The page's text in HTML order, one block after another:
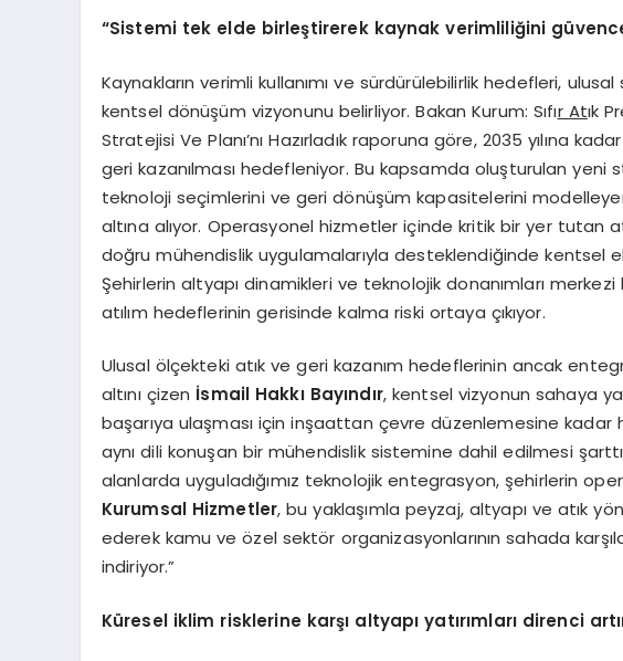
“Sistemi tek elde birleştirerek kaynak verimliliğini gü
Kaynakların verimli kullanımı ve sürdürülebilirlik hedefleri,
kentsel dönüşüm vizyonunu belirliyor. Bakan Kurum: Sıfır Atık
Stratejisi Ve Planı’nı Hazırladık raporuna göre, 2035 yılına
geri kazanılması hedefleniyor. Bu kapsamda oluşturulan yeni
teknoloji seçimlerini ve geri dönüşüm kapasitelerini
altına alıyor. Operasyonel hizmetler içinde kritik bir yer tutan
doğru mühendislik uygulamalarıyla desteklendiğinde kentsel
Şehirlerin altyapı dinamikleri ve teknolojik donanımları
atılım hedeflerinin gerisinde kalma riski ortaya çıkıyor.
Ulusal ölçekteki atık ve geri kazanım hedeflerinin ancak
altını çizen İsmail Hakkı Bayındır, kentsel vizyonun sahaya
başarıya ulaşması için inşaattan çevre düzenlemesine kadar
aynı dili konuşan bir mühendislik sistemine dahil edilmesi
alanlarda uyguladığımız teknolojik entegrasyon, şehirlerin
Kurumsal Hizmetler, bu yaklaşımla peyzaj, altyapı ve atık
ederek kamu ve özel sektör organizasyonlarının sahada
indiriyor.”
Küresel iklim risklerine karşı altyapı yatırımları direnci